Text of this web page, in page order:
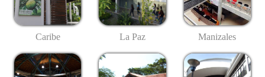
Caribe La Paz Manizales